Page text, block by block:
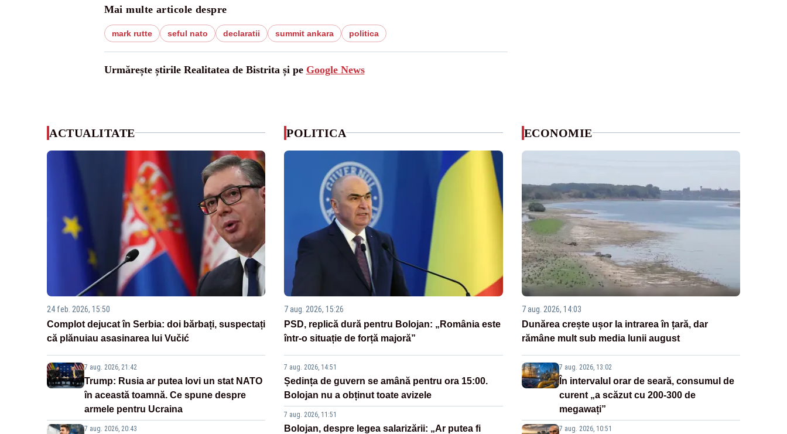
Mai multe articole despre
mark rutte seful nato declaratii summit ankara politica
Urmărește știrile Realitatea de Bistrita și pe Google News
ACTUALITATE
24 feb. 2026, 15:50
Complot dejucat în Serbia: doi bărbați, suspectați
că plănuiau asasinarea lui Vučić
7 aug. 2026, 21:42
Trump: Rusia ar putea lovi un stat NATO
în această toamnă. Ce spune despre
armele pentru Ucraina
7 aug. 2026, 20:43
POLITICA
7 aug. 2026, 15:26
PSD, replică dură pentru Bolojan: „România este
într-o situație de forță majoră”
7 aug. 2026, 14:51
Ședința de guvern se amână pentru ora 15:00.
Bolojan nu a obținut toate avizele
7 aug. 2026, 11:51
Bolojan, despre legea salarizării: „Ar putea fi
ECONOMIE
7 aug. 2026, 14:03
Dunărea crește ușor la intrarea în țară, dar
rămâne mult sub media lunii august
7 aug. 2026, 13:02
În intervalul orar de seară, consumul de
curent „a scăzut cu 200-300 de
megawați”
7 aug. 2026, 10:51